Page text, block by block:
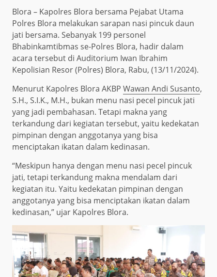
Blora – Kapolres Blora bersama Pejabat Utama
Polres Blora melakukan sarapan nasi pincuk daun
jati bersama. Sebanyak 199 personel
Bhabinkamtibmas se-Polres Blora, hadir dalam
acara tersebut di Auditorium Iwan Ibrahim
Kepolisian Resor (Polres) Blora, Rabu, (13/11/2024).
Menurut Kapolres Blora AKBP Wawan Andi Susanto,
S.H., S.I.K., M.H., bukan menu nasi pecel pincuk jati
yang jadi pembahasan. Tetapi makna yang
terkandung dari kegiatan tersebut, yaitu kedekatan
pimpinan dengan anggotanya yang bisa
menciptakan ikatan dalam kedinasan.
“Meskipun hanya dengan menu nasi pecel pincuk
jati, tetapi terkandung makna mendalam dari
kegiatan itu. Yaitu kedekatan pimpinan dengan
anggotanya yang bisa menciptakan ikatan dalam
kedinasan,” ujar Kapolres Blora.